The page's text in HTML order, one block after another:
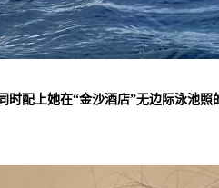
时配上她在“金沙酒店”无边际泳池